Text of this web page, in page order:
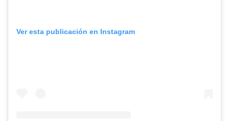
Ver esta publicación en Instagram